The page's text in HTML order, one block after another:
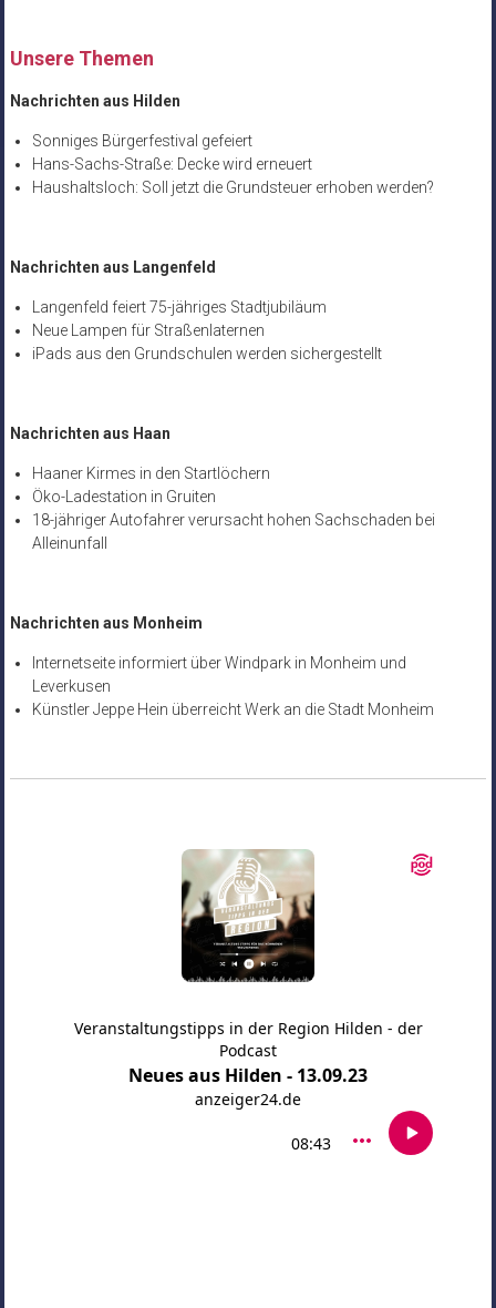
Unsere Themen
Nachrichten aus Hilden
Sonniges Bürgerfestival gefeiert
Hans-Sachs-Straße: Decke wird erneuert
Haushaltsloch: Soll jetzt die Grundsteuer erhoben werden?
Nachrichten aus Langenfeld
Langenfeld feiert 75-jähriges Stadtjubiläum
Neue Lampen für Straßenlaternen
iPads aus den Grundschulen werden sichergestellt
Nachrichten aus Haan
Haaner Kirmes in den Startlöchern
Öko-Ladestation in Gruiten
18-jähriger Autofahrer verursacht hohen Sachschaden bei
Alleinunfall
Nachrichten aus Monheim
Internetseite informiert über Windpark in Monheim und
Leverkusen
Künstler Jeppe Hein überreicht Werk an die Stadt Monheim